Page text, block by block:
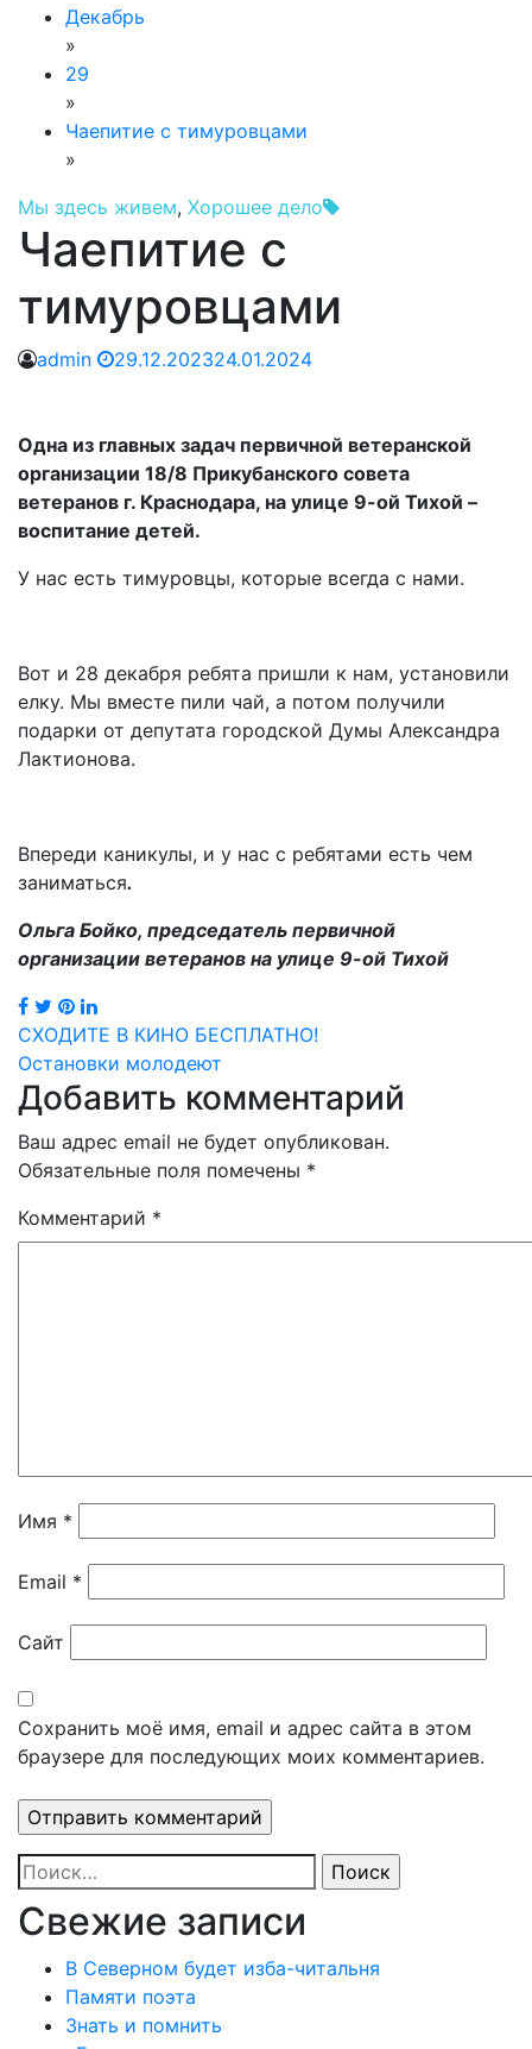
Декабрь
»
29
»
Чаепитие с тимуровцами
»
Мы здесь живем, Хорошее дело
Чаепитие с
тимуровцами
admin 29.12.202324.01.2024
Одна из главных задач первичной ветеранской
организации 18/8 Прикубанского совета
ветеранов г. Краснодара, на улице 9-ой Тихой –
воспитание детей.
У нас есть тимуровцы, которые всегда с нами.
Вот и 28 декабря ребята пришли к нам, установили
елку. Мы вместе пили чай, а потом получили
подарки от депутата городской Думы Александра
Лактионова.
Впереди каникулы, и у нас с ребятами есть чем
заниматься.
Ольга Бойко, председатель первичной
организации ветеранов на улице 9-ой Тихой
Навигация
по
записям
СХОДИТЕ В КИНО БЕСПЛАТНО!
Остановки молодеют
Добавить комментарий
Ваш адрес email не будет опубликован.
Обязательные поля помечены *
Комментарий *
Имя *
Email *
Сайт
Сохранить моё имя, email и адрес сайта в этом
браузере для последующих моих комментариев.
Найти:
Свежие записи
В Северном будет изба-читальня
Памяти поэта
Знать и помнить